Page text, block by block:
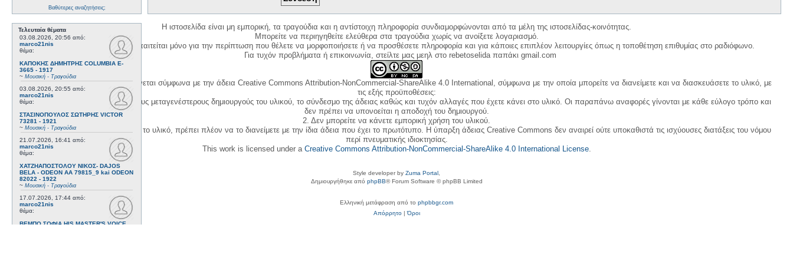
Βαθύτερες αναζητήσεις;
Τελευταία θέματα
03.08.2026, 20:56 από:
marco21nis
θέμα:
ΚΑΠΟΚΗΣ ΔΗΜΗΤΡΗΣ COLUMBIA E-
3665 - 1917
~ Μουσική - Τραγούδια
03.08.2026, 20:55 από:
marco21nis
θέμα:
ΣΤΑΣΙΝΟΠΟΥΛΟΣ ΣΩΤΗΡΗΣ VICTOR
73281 - 1921
~ Μουσική - Τραγούδια
21.07.2026, 16:41 από:
marco21nis
θέμα:
ΧΑΤΖΗΑΠΟΣΤΟΛΟΥ ΝΙΚΟΣ- DAJOS
BELA - ODEON AA 79815_9 kai ODEON
82022 - 1922
~ Μουσική - Τραγούδια
17.07.2026, 17:44 από:
marco21nis
θέμα:
ΒΕΜΠΟ ΣΟΦΙΑ HIS MASTER'S VOICE
Η ιστοσελίδα είναι μη εμπορική, τα τραγούδια και η αντίστοιχη πληροφορία συνδιαμορφώνονται από τα μέλη της ιστοσελίδας-κοινότητας.
Μπορείτε να περιηγηθείτε ελεύθερα στα τραγούδια χωρίς να ανοίξετε λογαριασμό.
Η δημιουργία λογαριασμού απαιτείται μόνο για την περίπτωση που θέλετε να μορφοποιήσετε ή να προσθέσετε πληροφορία και για κάποιες επιπλέον λειτουργίες όπως η τοποθέτηση επιθυμίας στο ραδιόφωνο.
Για τυχόν προβλήματα ή επικοινωνία, στείλτε μας μεηλ στο rebetoselida παπάκι gmail.com
Η χρήση του υλικού της σελίδας γίνεται σύμφωνα με την άδεια Creative Commons Attribution-NonCommercial-ShareAlike 4.0 International, σύμφωνα με την οποία μπορείτε να διανείμετε και να διασκευάσετε το υλικό, με
τις εξής προϋποθέσεις:
1. Να αναφέρετε τον αρχικό και τους μεταγενέστερους δημιουργούς του υλικού, το σύνδεσμο της άδειας καθώς και τυχόν αλλαγές που έχετε κάνει στο υλικό. Οι παραπάνω αναφορές γίνονται με κάθε εύλογο τρόπο και
δεν πρέπει να υπονοείται η αποδοχή του δημιουργού.
2. Δεν μπορείτε να κάνετε εμπορική χρήση του υλικού.
3. Αν διασκευάσετε με κάθε τρόπο το υλικό, πρέπει πλέον να το διανείμετε με την ίδια άδεια που έχει το πρωτότυπο. Η ύπαρξη άδειας Creative Commons δεν αναιρεί ούτε υποκαθιστά τις ισχύουσες διατάξεις του νόμου
περί πνευματικής ιδιοκτησίας.
This work is licensed under a Creative Commons Attribution-NonCommercial-ShareAlike 4.0 International License.
Style developer by Zuma Portal
Δημιουργήθηκε από phpBB® Forum Software © phpBB Limited
Ελληνική μετάφραση από το phpbbgr.com
Απόρρητο|Όροι